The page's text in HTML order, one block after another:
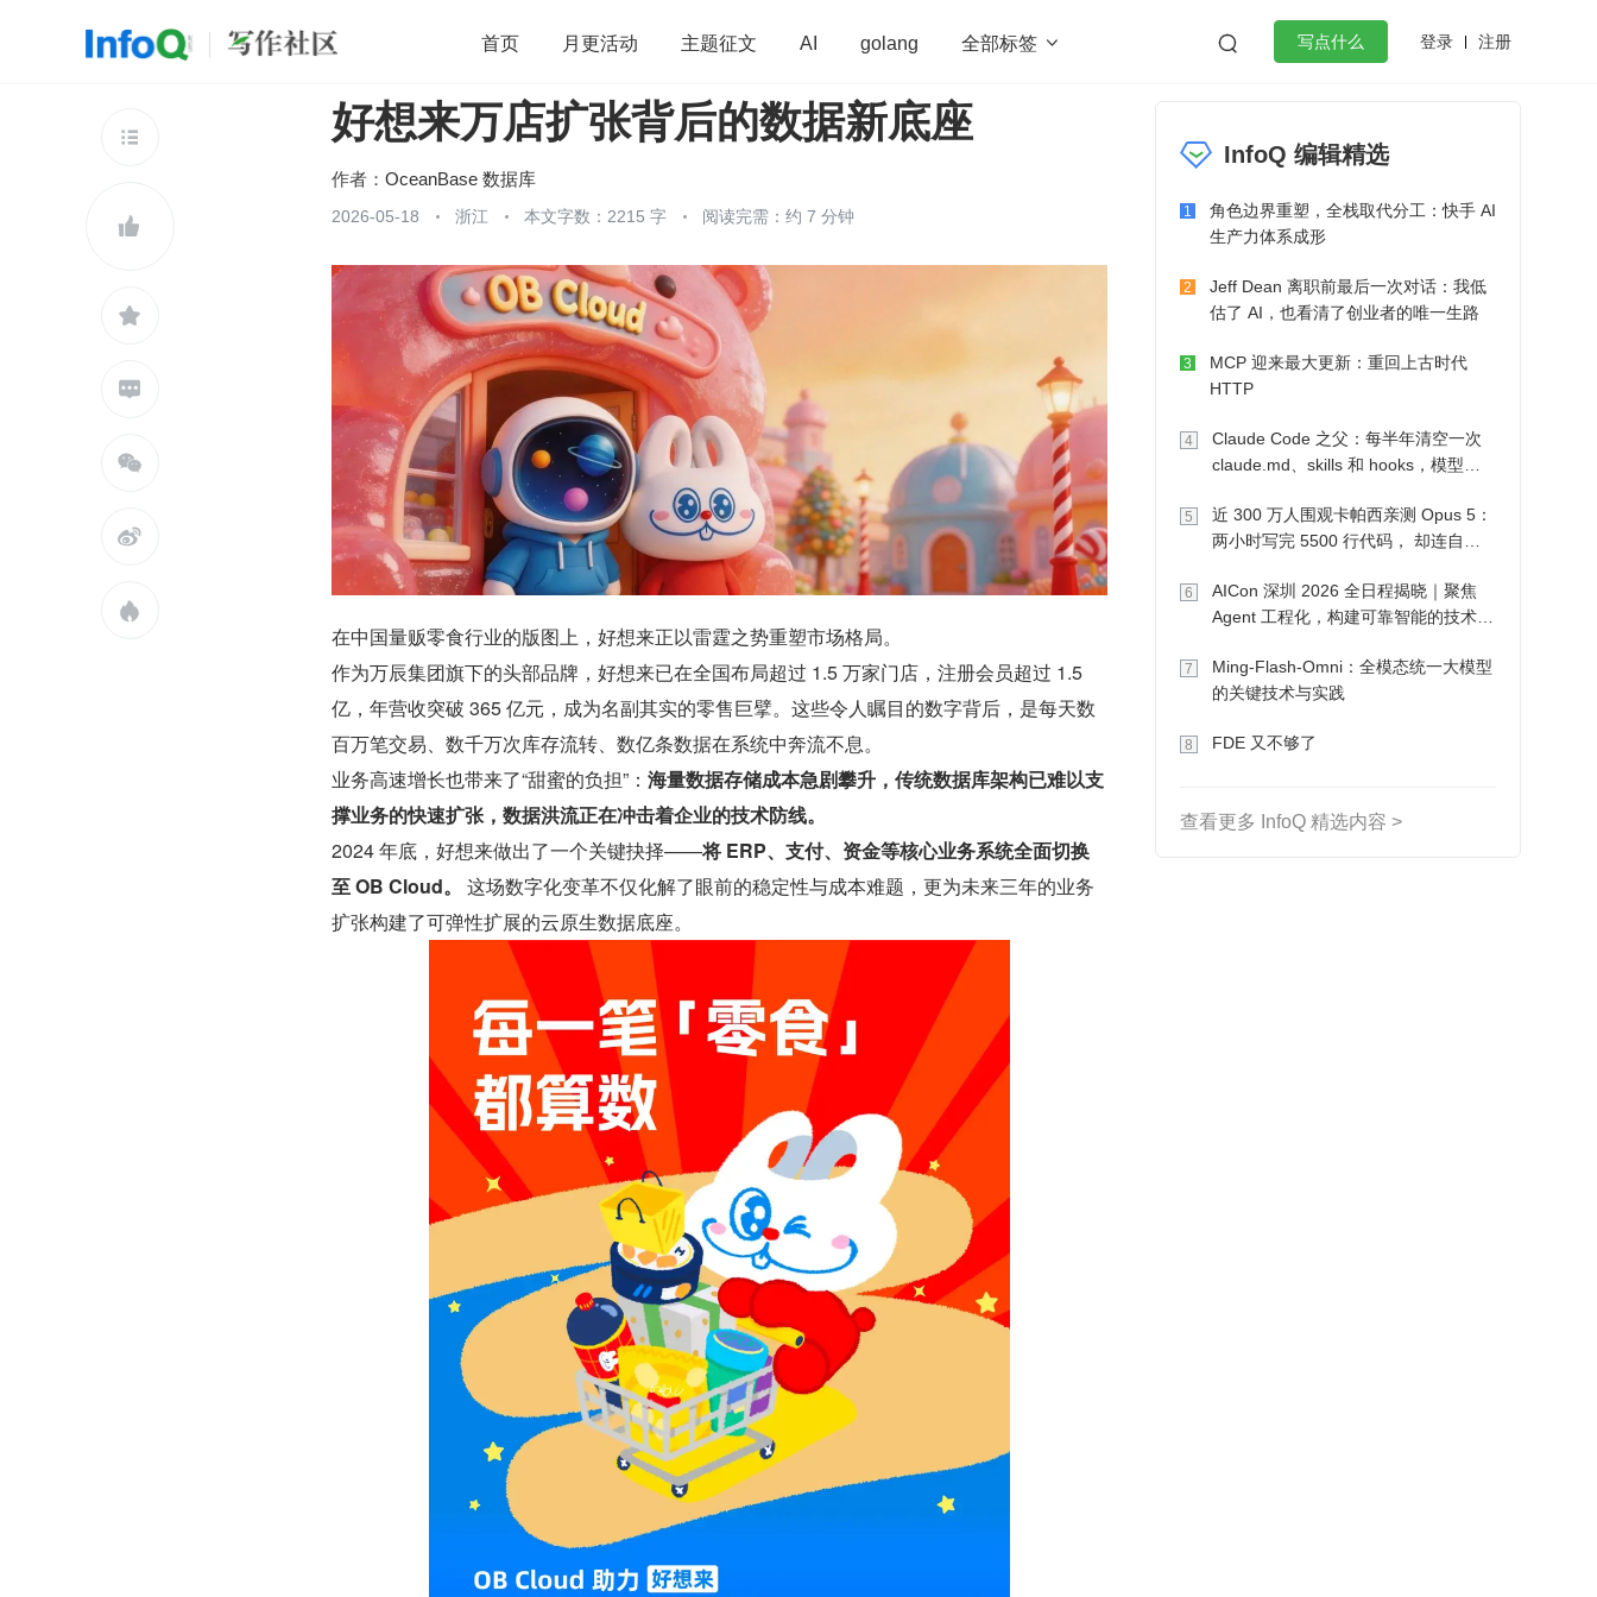
首页 月更活动 主题征文 AI golang 全部标签   写点什么 登录 注册
开源 架构 OpenHarmony 算法 学习方法 Web3.0
程序员 微服务架构 flutter
查看更多







好想来万店扩张背后的数据新底座
作者： OceanBase 数据库
2026-05-18 浙江 本文字数：2215 字 阅读完需：约 7 分钟
在中国量贩零食行业的版图上，好想来正以雷霆之势重塑市场格局。
作为万辰集团旗下的头部品牌，好想来已在全国布局超过 1.5 万家门店，注册会员超过 1.5
亿，年营收突破 365 亿元，成为名副其实的零售巨擘。这些令人瞩目的数字背后，是每天数
百万笔交易、数千万次库存流转、数亿条数据在系统中奔流不息。
业务高速增长也带来了“甜蜜的负担”： 海量数据存储成本急剧攀升，传统数据库架构已难以支
撑业务的快速扩张，数据洪流正在冲击着企业的技术防线。
2024 年底，好想来做出了一个关键抉择——将 ERP、支付、资金等核心业务系统全面切换
至 OB Cloud。
这场数字化变革不仅化解了眼前的稳定性与成本难题，更为未来三年的业务
扩张构建了可弹性扩展的云原生数据底座。
InfoQ 编辑精选
1
角色边界重塑，全栈取代分工：快手 AI
生产力体系成形
2
Jeff Dean 离职前最后一次对话：我低
估了 AI，也看清了创业者的唯一生路
3
MCP 迎来最大更新：重回上古时代
HTTP
4
Claude Code 之父：每半年清空一次
claude.md、skills 和 hooks，模型自
5
近 300 万人围观卡帕西亲测 Opus 5：
两小时写完 5500 行代码， 却连自己
6
AICon 深圳 2026 全日程揭晓｜聚焦
Agent 工程化，构建可靠智能的技术路
7
Ming-Flash-Omni：全模态统一大模型
的关键技术与实践
8 FDE 又不够了
查看更多 InfoQ 精选内容 >